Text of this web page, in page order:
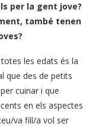
per la gent jove?
també tenen
les edats és la
que des de petits
cuinar i que
en els aspectes
va fill/a vol ser